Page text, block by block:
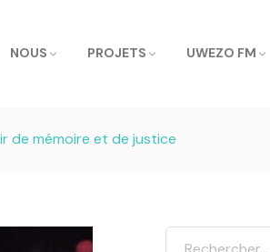
NOUS PROJETS UWEZO FM
de mémoire et de justice